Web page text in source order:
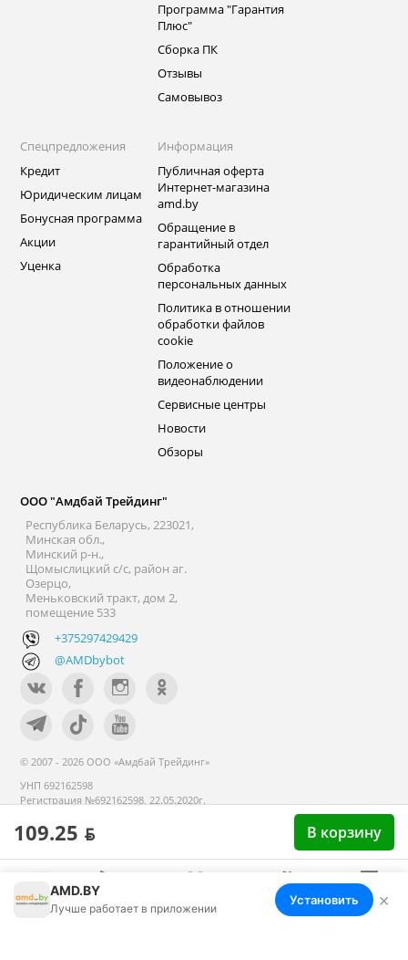
Меню Корзина Избранное Сравнение Войти
109.25 ƃ В корзину
Программа "Гарантия
Плюс"
Сборка ПК
Отзывы
Самовывоз
Спецпредложения
Кредит
Юридическим лицам
Бонусная программа
Акции
Уценка
Информация
Публичная оферта
Интернет-магазина
amd.by
Обращение в
гарантийный отдел
Обработка
персональных данных
Политика в отношении
обработки файлов
cookie
Положение о
видеонаблюдении
Сервисные центры
Новости
Обзоры
ООО "Амдбай Трейдинг"
Республика Беларусь, 223021,
Минская обл.,
Минский р-н.,
Щомыслицкий с/с, район аг.
Озерцо,
Меньковский тракт, дом 2,
помещение 533
+375297429429
@AMDbybot
© 2007 - 2026 ООО «Амдбай Трейдинг»
УНП 692162598
Регистрация №692162598, 22.05.2020г.
реестре с 14 сентября 2020г.
Номер телефона работников местных исполнительных и
AMD.BY
Лучше работает в приложении
Установить ×